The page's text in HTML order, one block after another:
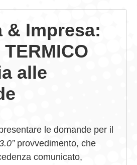
E NEWS
& Impresa:
alle
le domande per il
provvedimento, che
comunicato,